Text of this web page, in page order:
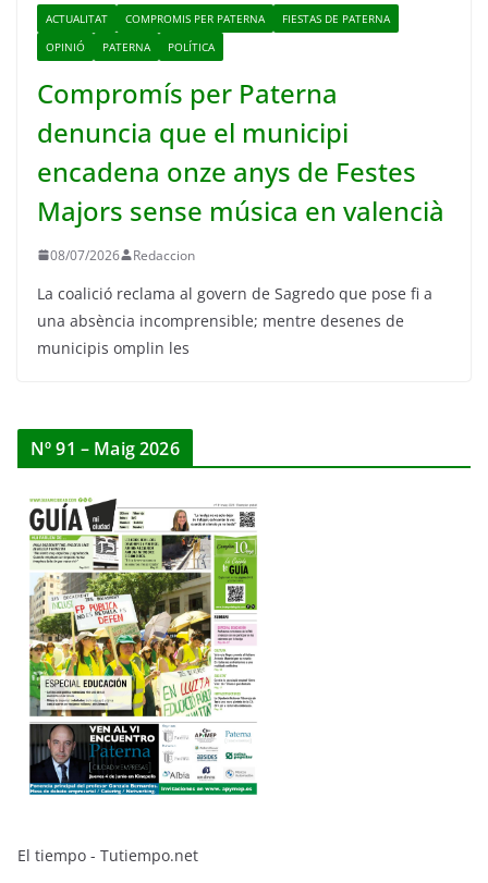
ACTUALITAT COMPROMIS PER PATERNA
FIESTAS DE PATERNA
OPINIÓ
PATERNA POLÍTICA
Compromís per Paterna
denuncia que el municipi
encadena onze anys de Festes
Majors sense música en valencià
08/07/2026 Redaccion
La coalició reclama al govern de Sagredo que pose fi a
una absència incomprensible; mentre desenes de
municipis omplin les
Nº 91 – Maig 2026
El tiempo - Tutiempo.net